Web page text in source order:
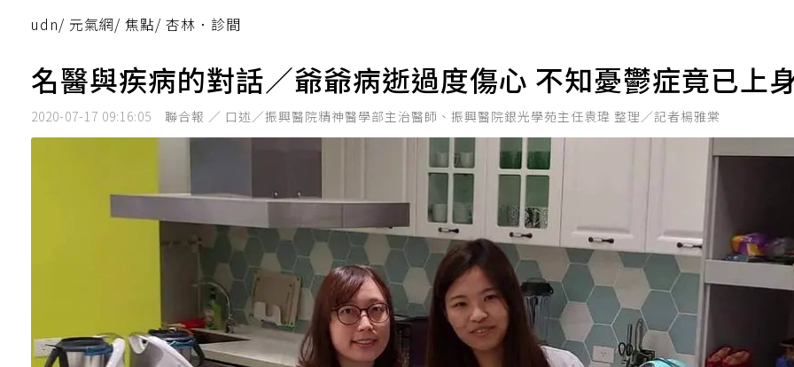
udn/ 元氣網/ 焦點/ 杏林．診間
名醫與疾病的對話／爺爺病逝過度傷心 不知憂鬱症竟已上
2020-07-17 09:16:05 聯合報 ／ 口述／振興醫院精神醫學部主治醫師、振興醫院銀光學苑主任袁瑋 整理／記者楊雅棠